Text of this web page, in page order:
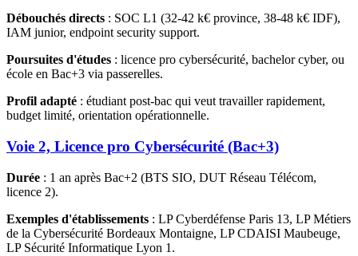
Débouchés directs : SOC L1 (32-42 k€ province, 38-48 k€ IDF),
IAM junior, endpoint security support.
Poursuites d'études : licence pro cybersécurité, bachelor cyber, ou
école en Bac+3 via passerelles.
Profil adapté : étudiant post-bac qui veut travailler rapidement,
budget limité, orientation opérationnelle.
Voie 2, Licence pro Cybersécurité (Bac+3)
Durée : 1 an après Bac+2 (BTS SIO, DUT Réseau Télécom,
licence 2).
Exemples d'établissements : LP Cyberdéfense Paris 13, LP Métiers
de la Cybersécurité Bordeaux Montaigne, LP CDAISI Maubeuge,
LP Sécurité Informatique Lyon 1.